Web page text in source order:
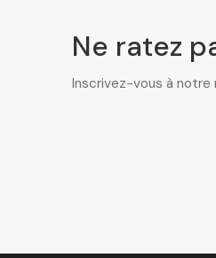
Ne ratez
Inscrivez-vous à